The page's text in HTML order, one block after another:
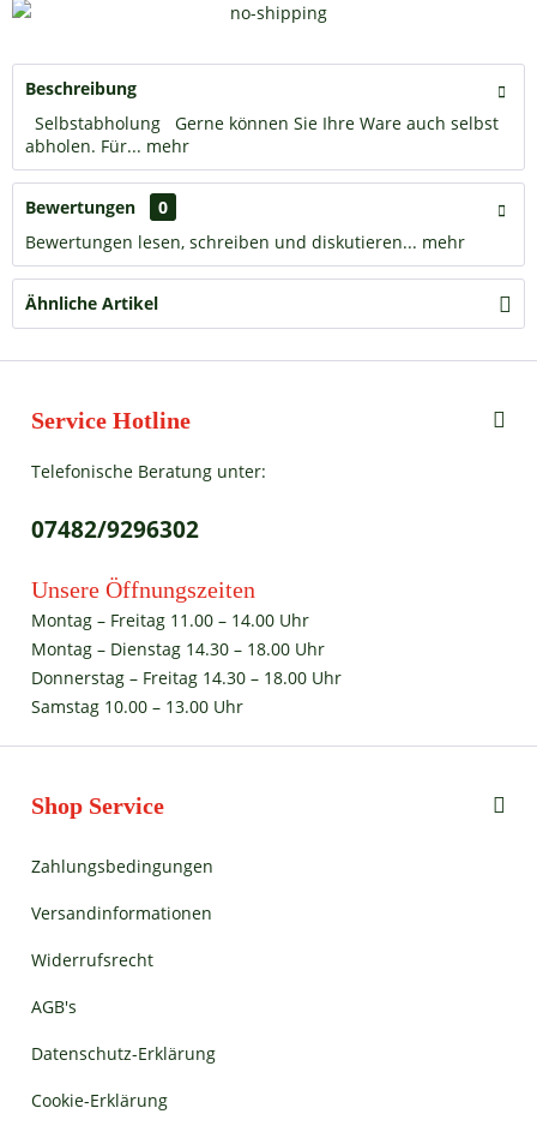
Beschreibung
Selbstabholung Gerne können Sie Ihre Ware auch selbst
abholen. Für... mehr
Bewertungen
0
Bewertungen lesen, schreiben und diskutieren... mehr
Ähnliche Artikel
Service Hotline
Telefonische Beratung unter:
07482/9296302
Unsere Öffnungszeiten
Montag – Freitag 11.00 – 14.00 Uhr
Montag – Dienstag 14.30 – 18.00 Uhr
Donnerstag – Freitag 14.30 – 18.00 Uhr
Samstag 10.00 – 13.00 Uhr
Shop Service
Zahlungsbedingungen
Versandinformationen
Widerrufsrecht
AGB's
Datenschutz-Erklärung
Cookie-Erklärung